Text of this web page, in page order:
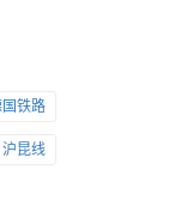
铁路
沪昆线